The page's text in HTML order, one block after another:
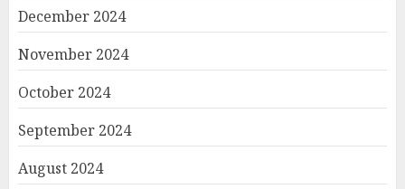
December 2024
November 2024
October 2024
September 2024
August 2024